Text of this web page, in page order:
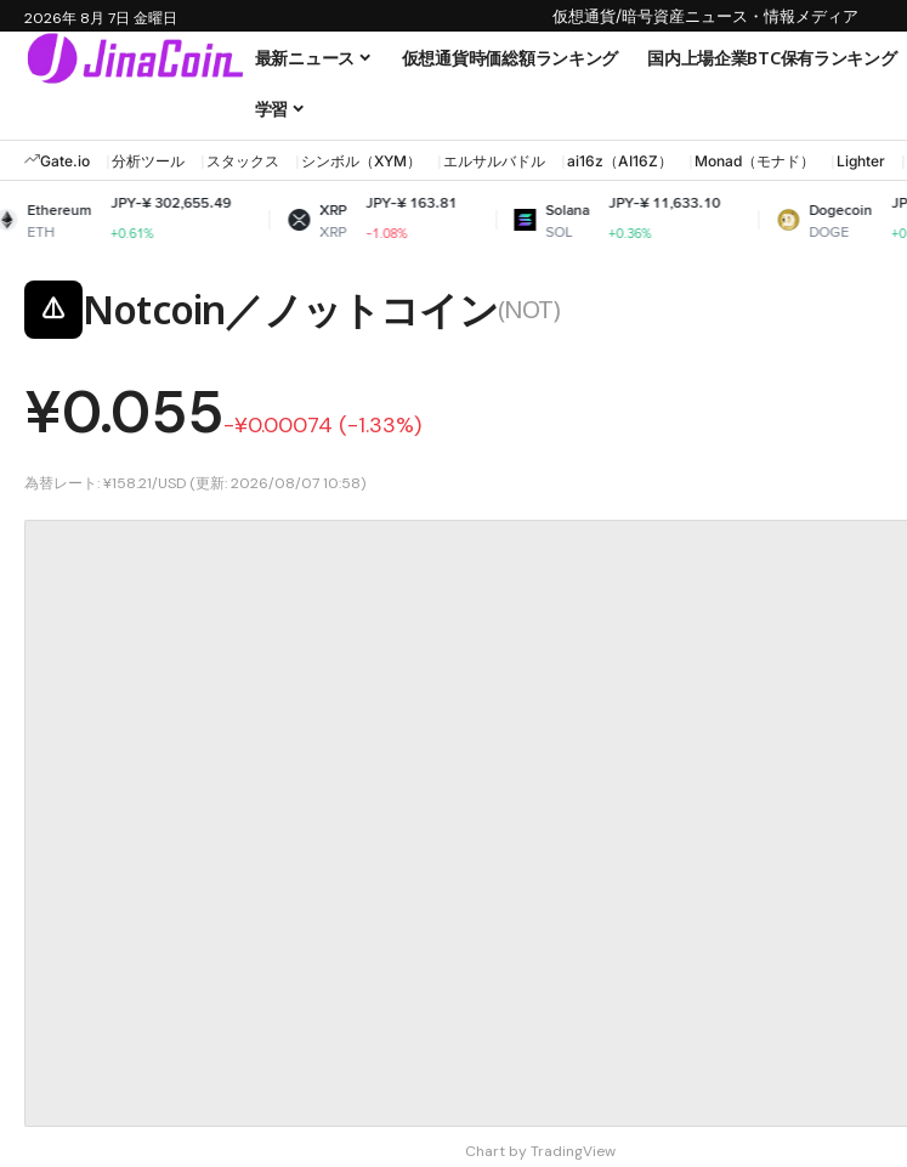
2026年 8月 7日 金曜日 仮想通貨/暗号資産ニュース・情報メディア
最新ニュース 仮想通貨時価総額ランキング 国内上場企業BTC保有ランキング
学習
Gate.io 分析ツール スタックス シンボル（XYM） エルサルバドル ai16z（AI16Z） Monad（モナド） Lighter
JPY-¥ 302,655.49
+0.61%
XRP
JPY-¥ 163.81
-1.08%
JPY-¥ 11,633.10
+0.36%
Dogecoin
JPY-¥ 10.99
+0.62%
Notcoin／ノットコイン(NOT)
¥0.055-¥0.00074 (-1.33%)
為替レート: ¥158.21/USD (更新: 2026/08/07 10:58)
Chart by TradingView